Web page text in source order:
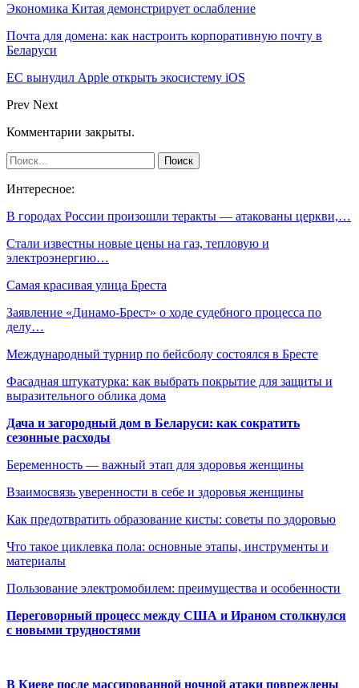
Экономика Китая демонстрирует ослабление
Почта для домена: как настроить корпоративную почту в
Беларуси
ЕС вынудил Apple открыть экосистему iOS
Prev Next
Комментарии закрыты.
Интересное:
В городах России произошли теракты — атакованы церкви,…
Стали известны новые цены на газ, тепловую и
электроэнергию…
Самая красивая улица Бреста
Заявление «Динамо-Брест» о ходе судебного процесса по
делу…
Международный турнир по бейсболу состоялся в Бресте
Фасадная штукатурка: как выбрать покрытие для защиты и
выразительного облика дома
Дача и загородный дом в Беларуси: как сократить
сезонные расходы
Беременность — важный этап для здоровья женщины
Взаимосвязь уверенности в себе и здоровья женщины
Как предотвратить образование кисты: советы по здоровью
Что такое циклевка пола: основные этапы, инструменты и
материалы
Пользование электромобилем: преимущества и особенности
Переговорный процесс между США и Ираном столкнулся
с новыми трудностями
В Киеве после массированной ночной атаки повреждены